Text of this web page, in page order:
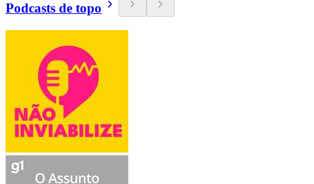
Podcasts de topo